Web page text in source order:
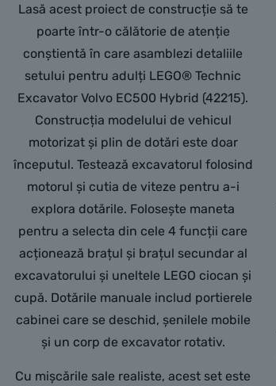
Lasă acest proiect de construcție să te
poarte într-o călătorie de atenție
conștientă în care asamblezi detaliile
setului pentru adulți LEGO® Technic
Excavator Volvo EC500 Hybrid (42215).
Construcția modelului de vehicul
motorizat și plin de dotări este doar
începutul. Testează excavatorul folosind
motorul și cutia de viteze pentru a-i
explora dotările. Folosește maneta
pentru a selecta din cele 4 funcții care
acționează brațul și brațul secundar al
excavatorului și uneltele LEGO ciocan și
cupă. Dotările manuale includ portierele
cabinei care se deschid, șenilele mobile
și un corp de excavator rotativ.
Cu mișcările sale realiste, acest set este